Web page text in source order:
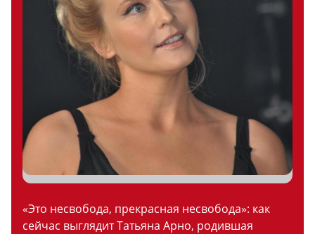
«Это несвобода, прекрасная несвобода»: как
сейчас выглядит Татьяна Арно, родившая